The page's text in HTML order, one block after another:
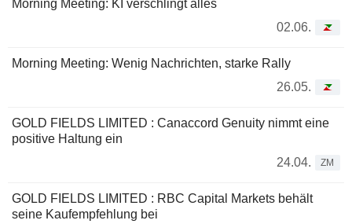
Morning Meeting: KI verschlingt alles
02.06.
Morning Meeting: Wenig Nachrichten, starke Rally
26.05.
GOLD FIELDS LIMITED : Canaccord Genuity nimmt eine
positive Haltung ein
24.04.
ZM
GOLD FIELDS LIMITED : RBC Capital Markets behält
seine Kaufempfehlung bei